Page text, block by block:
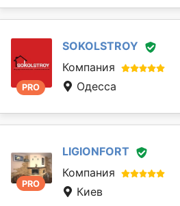
PRO
SOKOLSTROY
Компания
Одесса
PRO
LIGIONFORT
Компания
Киев